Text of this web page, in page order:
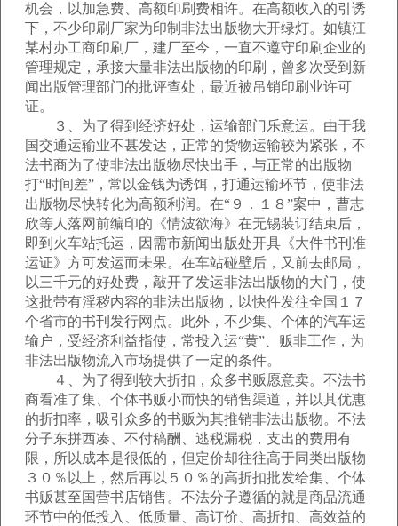
机会，以加急费、高额印刷费相许。在高额收入的引诱
下，不少印刷厂家为印制非法出版物大开绿灯。如镇江
某村办工商印刷厂，建厂至今，一直不遵守印刷企业的
管理规定，承接大量非法出版物的印刷，曾多次受到新
闻出版管理部门的批评查处，最近被吊销印刷业许可
证。
３、为了得到经济好处，运输部门乐意运。由于我
国交通运输业不甚发达，正常的货物运输较为紧张，不
法书商为了使非法出版物尽快出手，与正常的出版物
打“时间差”，常以金钱为诱饵，打通运输环节，使非法
出版物尽快转化为高额利润。在“９．１８”案中，曹志
欣等人落网前编印的《情波欲海》在无锡装订结束后，
即到火车站托运，因需市新闻出版处开具《大件书刊准
运证》方可发运而未果。在车站碰壁后，又前去邮局，
以三千元的好处费，敲开了发运非法出版物的大门，使
这批带有淫秽内容的非法出版物，以快件发往全国１７
个省市的书刊发行网点。此外，不少集、个体的汽车运
输户，受经济利益指使，常投入运“黄”、贩非工作，为
非法出版物流入市场提供了一定的条件。
４、为了得到较大折扣，众多书贩愿意卖。不法书
商看准了集、个体书贩小而快的销售渠道，并以其优惠
的折扣率，吸引众多的书贩为其推销非法出版物。不法
分子东拼西凑、不付稿酬、逃税漏税，支出的费用有
限，所以成本是很低的，但定价却往往高于同类出版物
３０％以上，然后再以５０％的高折扣批发给集、个体
书贩甚至国营书店销售。不法分子遵循的就是商品流通
环节中的低投入、低质量、高订价、高折扣、高效益的